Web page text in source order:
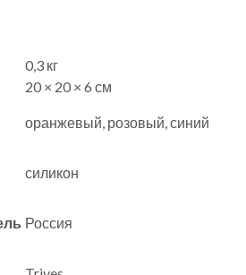
0,3 кг
20 × 20 × 6 см
оранжевый, розовый, синий
силикон
Россия